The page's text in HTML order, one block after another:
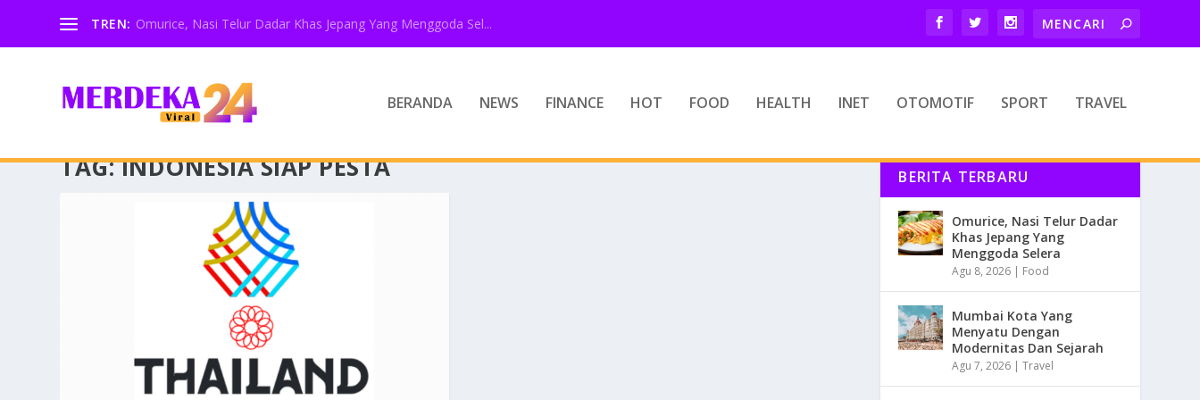
TREN: Omurice, Nasi Telur Dadar Khas Jepang Yang Menggoda Sel...
BERANDA NEWS FINANCE HOT FOOD HEALTH INET OTOMOTIF SPORT TRAVEL
TAG:INDONESIA SIAP PESTA BERITA TERBARU
Omurice, Nasi Telur Dadar
Khas Jepang Yang
Menggoda Selera
Agu 8, 2026 | Food
Mumbai Kota Yang
Menyatu Dengan
Modernitas Dan Sejarah
Agu 7, 2026 |Travel